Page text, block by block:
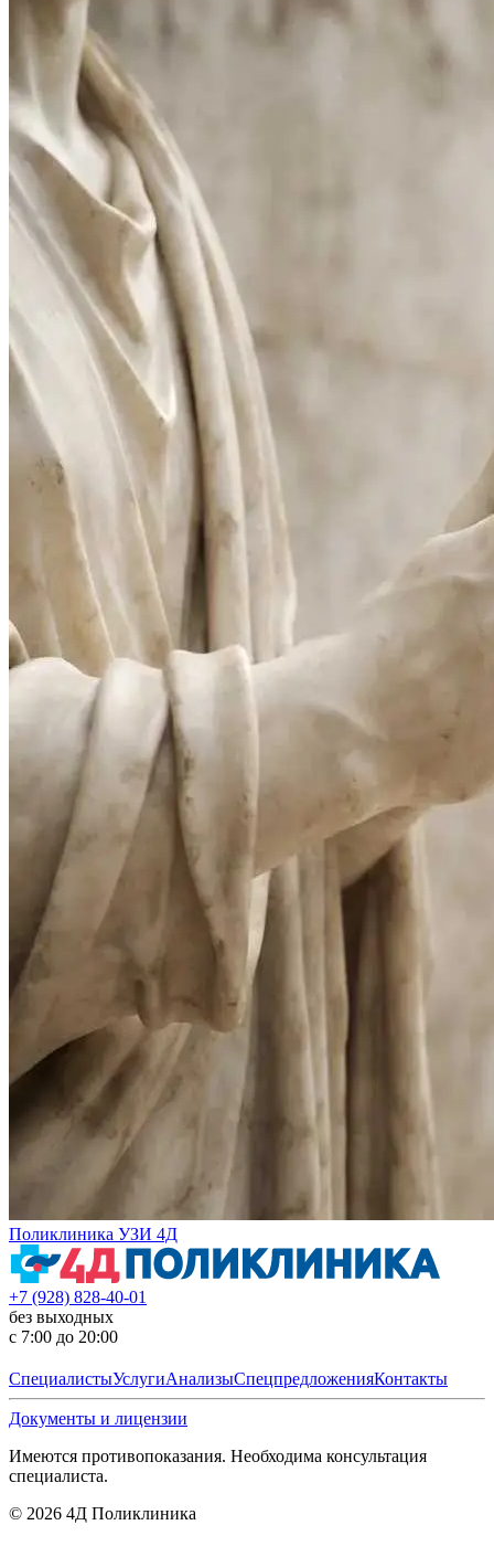
Поликлиника УЗИ 4Д
+7 (928) 828-40-01
без выходных
с 7:00 до 20:00
СпециалистыУслугиАнализыСпецпредложенияКонтакты
Документы и лицензии
Имеются противопоказания. Необходима консультация
специалиста.
© 2026 4Д Поликлиника